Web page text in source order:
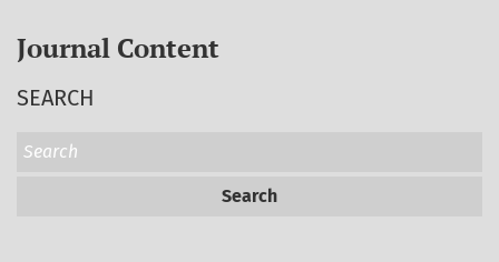
Journal Content
SEARCH
Search